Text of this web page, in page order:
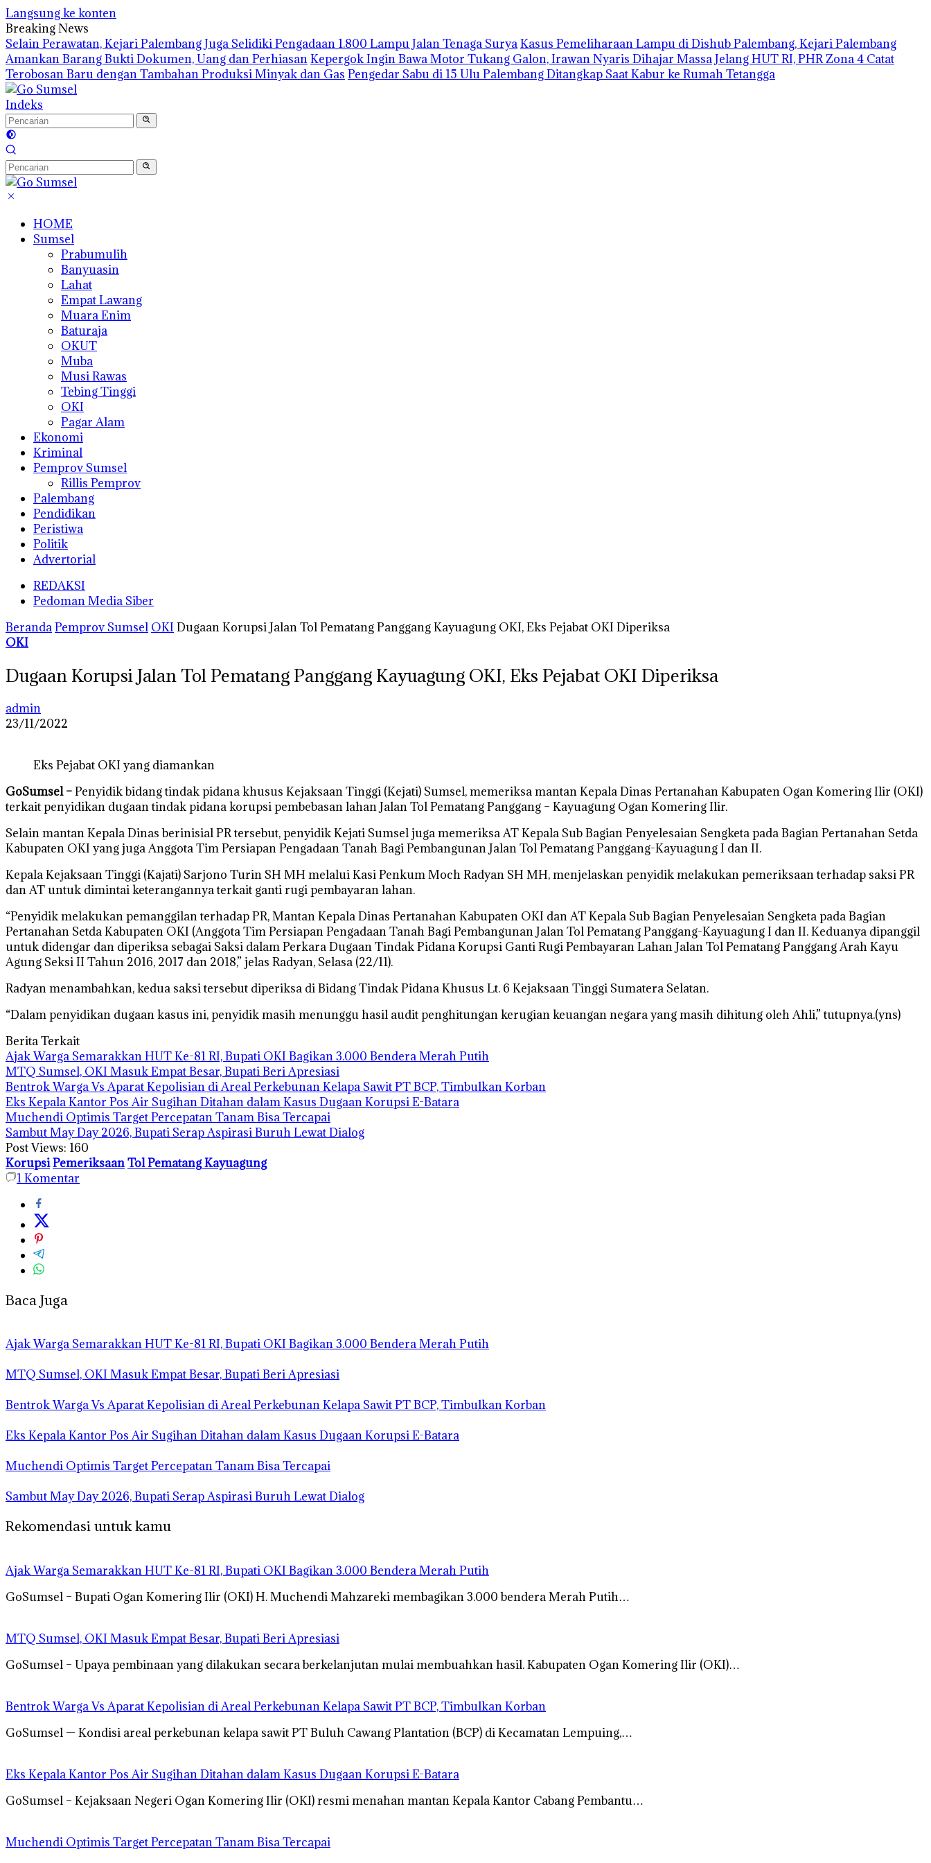
Langsung ke konten
Breaking News
Selain Perawatan, Kejari Palembang Juga Selidiki Pengadaan 1.800 Lampu Jalan Tenaga SuryaKasus Pemeliharaan Lampu di Dishub Palembang, Kejari Palembang
Amankan Barang Bukti Dokumen, Uang dan PerhiasanKepergok Ingin Bawa Motor Tukang Galon, Irawan Nyaris Dihajar MassaJelang HUT RI, PHR Zona 4 Catat
Terobosan Baru dengan Tambahan Produksi Minyak dan Gas Pengedar Sabu di 15 Ulu Palembang Ditangkap Saat Kabur ke Rumah Tetangga
Indeks
HOME
Sumsel
Prabumulih
Banyuasin
Lahat
Empat Lawang
Muara Enim
Baturaja
OKUT
Muba
Musi Rawas
Tebing Tinggi
OKI
Pagar Alam
Ekonomi
Kriminal
Pemprov Sumsel
Rillis Pemprov
Palembang
Pendidikan
Peristiwa
Politik
Advertorial
REDAKSI
Pedoman Media Siber
BerandaPemprov Sumsel OKI Dugaan Korupsi Jalan Tol Pematang Panggang Kayuagung OKI, Eks Pejabat OKI Diperiksa
OKI
Dugaan Korupsi Jalan Tol Pematang Panggang Kayuagung OKI, Eks Pejabat OKI Diperiksa
admin
23/11/2022
Eks Pejabat OKI yang diamankan
GoSumsel –Penyidik bidang tindak pidana khusus Kejaksaan Tinggi (Kejati) Sumsel, memeriksa mantan Kepala Dinas Pertanahan Kabupaten Ogan Komering Ilir (OKI)
terkait penyidikan dugaan tindak pidana korupsi pembebasan lahan Jalan Tol Pematang Panggang – Kayuagung Ogan Komering Ilir.
Selain mantan Kepala Dinas berinisial PR tersebut, penyidik Kejati Sumsel juga memeriksa AT Kepala Sub Bagian Penyelesaian Sengketa pada Bagian Pertanahan Setda
Kabupaten OKI yang juga Anggota Tim Persiapan Pengadaan Tanah Bagi Pembangunan Jalan Tol Pematang Panggang-Kayuagung I dan II.
Kepala Kejaksaan Tinggi (Kajati) Sarjono Turin SH MH melalui Kasi Penkum Moch Radyan SH MH, menjelaskan penyidik melakukan pemeriksaan terhadap saksi PR
dan AT untuk dimintai keterangannya terkait ganti rugi pembayaran lahan.
“Penyidik melakukan pemanggilan terhadap PR, Mantan Kepala Dinas Pertanahan Kabupaten OKI dan AT Kepala Sub Bagian Penyelesaian Sengketa pada Bagian
Pertanahan Setda Kabupaten OKI (Anggota Tim Persiapan Pengadaan Tanah Bagi Pembangunan Jalan Tol Pematang Panggang-Kayuagung I dan II. Keduanya dipanggil
untuk didengar dan diperiksa sebagai Saksi dalam Perkara Dugaan Tindak Pidana Korupsi Ganti Rugi Pembayaran Lahan Jalan Tol Pematang Panggang Arah Kayu
Agung Seksi II Tahun 2016, 2017 dan 2018,” jelas Radyan, Selasa (22/11).
Radyan menambahkan, kedua saksi tersebut diperiksa di Bidang Tindak Pidana Khusus Lt. 6 Kejaksaan Tinggi Sumatera Selatan.
“Dalam penyidikan dugaan kasus ini, penyidik masih menunggu hasil audit penghitungan kerugian keuangan negara yang masih dihitung oleh Ahli,” tutupnya.(yns)
Berita Terkait
Ajak Warga Semarakkan HUT Ke-81 RI, Bupati OKI Bagikan 3.000 Bendera Merah Putih
MTQ Sumsel, OKI Masuk Empat Besar, Bupati Beri Apresiasi
Bentrok Warga Vs Aparat Kepolisian di Areal Perkebunan Kelapa Sawit PT BCP, Timbulkan Korban
Eks Kepala Kantor Pos Air Sugihan Ditahan dalam Kasus Dugaan Korupsi E-Batara
Muchendi Optimis Target Percepatan Tanam Bisa Tercapai
Sambut May Day 2026, Bupati Serap Aspirasi Buruh Lewat Dialog
Post Views: 160
KorupsiPemeriksaanTol Pematang Kayuagung
1Komentar
Baca Juga
Ajak Warga Semarakkan HUT Ke-81 RI, Bupati OKI Bagikan 3.000 Bendera Merah Putih
MTQ Sumsel, OKI Masuk Empat Besar, Bupati Beri Apresiasi
Bentrok Warga Vs Aparat Kepolisian di Areal Perkebunan Kelapa Sawit PT BCP, Timbulkan Korban
Eks Kepala Kantor Pos Air Sugihan Ditahan dalam Kasus Dugaan Korupsi E-Batara
Muchendi Optimis Target Percepatan Tanam Bisa Tercapai
Sambut May Day 2026, Bupati Serap Aspirasi Buruh Lewat Dialog
Rekomendasi untuk kamu
Ajak Warga Semarakkan HUT Ke-81 RI, Bupati OKI Bagikan 3.000 Bendera Merah Putih
GoSumsel – Bupati Ogan Komering Ilir (OKI) H. Muchendi Mahzareki membagikan 3.000 bendera Merah Putih…
MTQ Sumsel, OKI Masuk Empat Besar, Bupati Beri Apresiasi
GoSumsel – Upaya pembinaan yang dilakukan secara berkelanjutan mulai membuahkan hasil. Kabupaten Ogan Komering Ilir (OKI)…
Bentrok Warga Vs Aparat Kepolisian di Areal Perkebunan Kelapa Sawit PT BCP, Timbulkan Korban
GoSumsel — Kondisi areal perkebunan kelapa sawit PT Buluh Cawang Plantation (BCP) di Kecamatan Lempuing,…
Eks Kepala Kantor Pos Air Sugihan Ditahan dalam Kasus Dugaan Korupsi E-Batara
GoSumsel – Kejaksaan Negeri Ogan Komering Ilir (OKI) resmi menahan mantan Kepala Kantor Cabang Pembantu…
Muchendi Optimis Target Percepatan Tanam Bisa Tercapai